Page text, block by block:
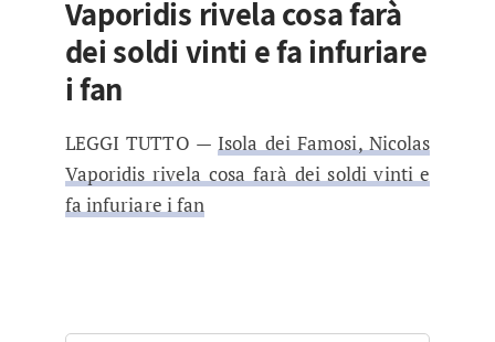
Vaporidis rivela cosa farà
dei soldi vinti e fa infuriare
i fan
LEGGI TUTTO — Isola dei Famosi, Nicolas
Vaporidis rivela cosa farà dei soldi vinti e
fa infuriare i fan